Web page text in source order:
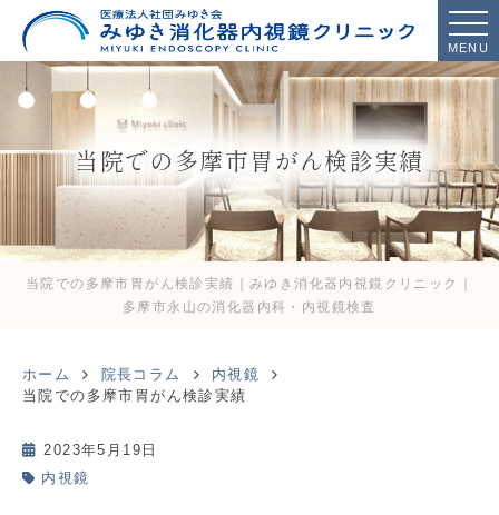
MENU
当院での多摩市胃がん検診実績
当院での多摩市胃がん検診実績｜みゆき消化器内視鏡クリニック｜
多摩市永山の消化器内科・内視鏡検査
ホーム 院長コラム
内視鏡
当院での多摩市胃がん検診実績
2023年5月19日
内視鏡